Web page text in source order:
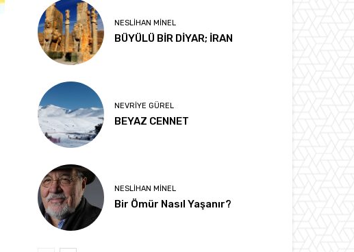
NESLIHAN MINEL
BÜYÜLÜ BİR DİYAR; İRAN
NEVRIYE GÜREL
BEYAZ CENNET
NESLIHAN MINEL
Bir Ömür Nasıl Yaşanır?